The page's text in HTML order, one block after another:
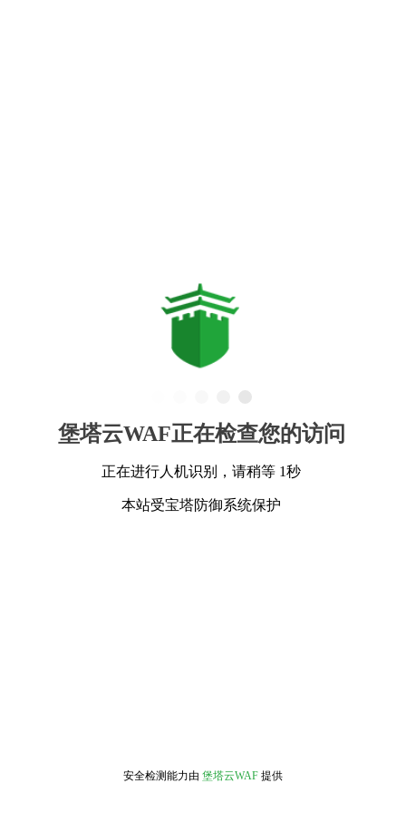
堡塔云WAF正在检查您的访问
正在进行人机识别，请稍等 1秒
本站受宝塔防御系统保护
安全检测能力由 堡塔云WAF 提供